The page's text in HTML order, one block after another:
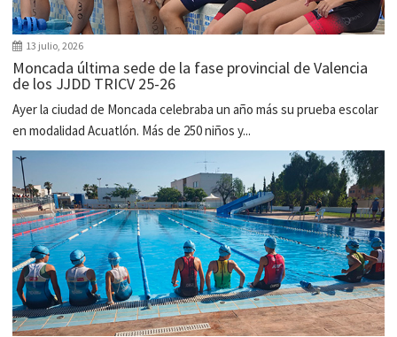
13 julio, 2026
Moncada última sede de la fase provincial de Valencia
de los JJDD TRICV 25-26
Ayer la ciudad de Moncada celebraba un año más su prueba escolar
en modalidad Acuatlón. Más de 250 niños y...